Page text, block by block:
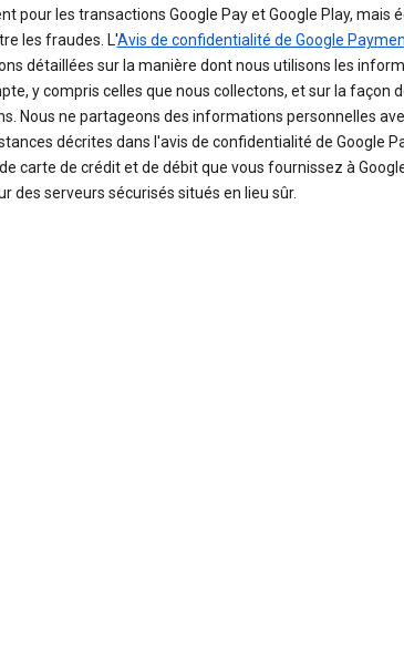
pour les transactions Google Pay et Google Play, mais
les fraudes. L'Avis de confidentialité de Google
détaillées sur la manière dont nous utilisons les
y compris celles que nous collectons, et sur la façon
Nous ne partageons des informations personnelles
décrites dans l'avis de confidentialité de Google
carte de crédit et de débit que vous fournissez à
des serveurs sécurisés situés en lieu sûr.